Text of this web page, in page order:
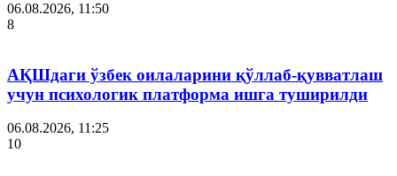
06.08.2026, 11:50
8
АҚШдаги ўзбек оилаларини қўллаб-қувватлаш
учун психологик платформа ишга туширилди
06.08.2026, 11:25
10